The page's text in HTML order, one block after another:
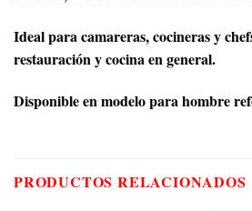
Ideal para camareras, cocineras y
restauración y cocina en general.
Disponible en modelo para hombre
PRODUCTOS RELACIONADOS